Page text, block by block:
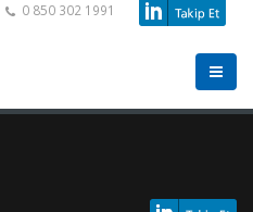
0 850 302 1991